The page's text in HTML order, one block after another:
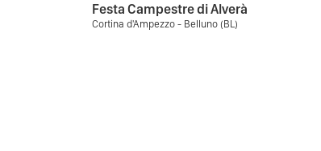
Festa Campestre di Alverà
Cortina d'Ampezzo - Belluno (BL)